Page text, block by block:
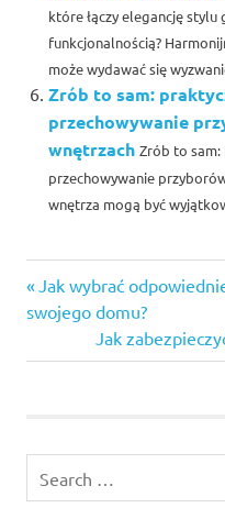
które łączy elegancję stylu
funkcjonalnością?
może wydawać się
Zrób to sam:
przechowywanie
wnętrzach Zrób to sam:
przechowywanie
wnętrza mogą być
Nawigacja
wpisu
Previous
Post:
Jak wybrać
swojego domu?
Next
Post:
Jak
for: